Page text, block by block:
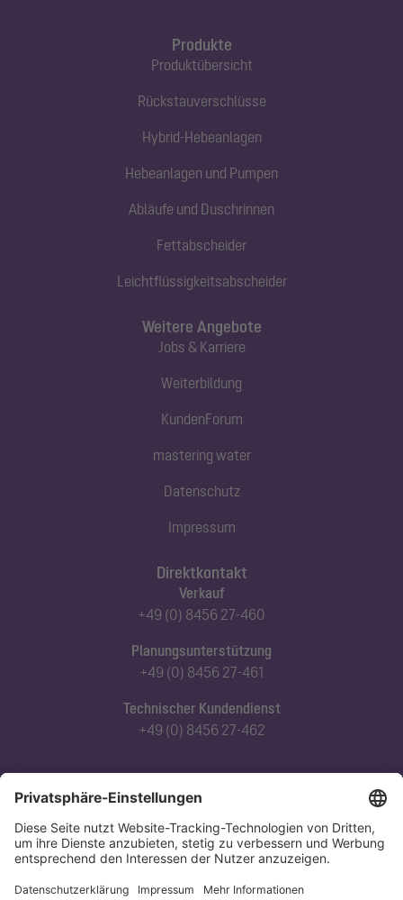
Produkte
Produktübersicht
Rückstauverschlüsse
Hybrid-Hebeanlagen
Hebeanlagen und Pumpen
Abläufe und Duschrinnen
Fettabscheider
Leichtflüssigkeitsabscheider
Direktkontakt
Verkauf
+49 (0) 8456 27-460
Planungsunterstützung
+49 (0) 8456 27-461
Technischer Kundendienst
+49 (0) 8456 27-462
Abonnieren Sie unseren Newsletter
Jetzt anmelden
Weitere Angebote
Jobs & Karriere
Weiterbildung
KundenForum
mastering water
Datenschutz
Impressum